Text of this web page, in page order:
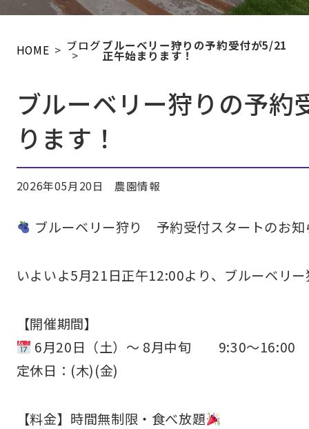
HOME ブログブルーベリー狩りの予約受付が5/21
正午始まります！
ブルーベリー狩りの予
ります！
2026年05月20日 農園情報
ブルーベリー狩り 予約受付スタートのお
いよいよ5月21日正午12:00より、ブルーベリ
【開催期間】
6月20日（土）〜 8月中旬 9:30～16:00
定休日：(木)(金)
【料金】時間無制限・食べ放題